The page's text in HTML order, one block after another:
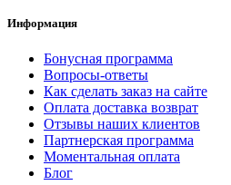
Информация
Бонусная программа
Вопросы-ответы
Как сделать заказ на сайте
Оплата доставка возврат
Отзывы наших клиентов
Партнерская программа
Моментальная оплата
Блог